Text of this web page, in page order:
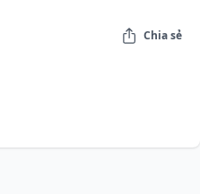
Chia sẻ